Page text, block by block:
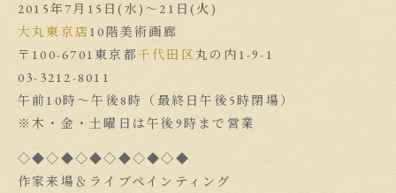
2015年7月15日(水)〜21日(火)
大丸東京店10階美術画廊
〒100-6701東京都千代田区丸の内1-9-1
03-3212-8011
午前10時〜午後8時（最終日午後5時閉場）
※木・金・土曜日は午後9時まで営業
◇◆◇◆◇◆◇◆◇◆◇◆
作家来場＆ライブペインティング